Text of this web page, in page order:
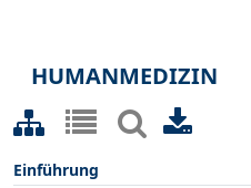
HUMANMEDIZIN
Einführung